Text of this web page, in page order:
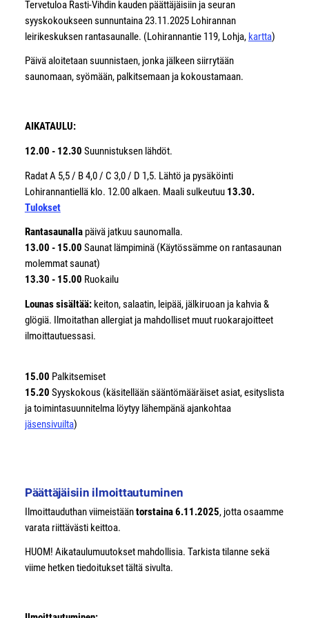
Tervetuloa Rasti-Vihdin kauden päättäjäisiin ja seuran
syyskokoukseen sunnuntaina 23.11.2025 Lohirannan
leirikeskuksen rantasaunalle. (Lohirannantie 119, Lohja, kartta)
Päivä aloitetaan suunnistaen, jonka jälkeen siirrytään
saunomaan, syömään, palkitsemaan ja kokoustamaan.
AIKATAULU:
12.00 - 12.30 Suunnistuksen lähdöt.
Radat A 5,5 / B 4,0 / C 3,0 / D 1,5. Lähtö ja pysäköinti
Lohirannantiellä klo. 12.00 alkaen. Maali sulkeutuu 13.30.
Tulokset
Rantasaunalla päivä jatkuu saunomalla.
13.00 - 15.00 Saunat lämpiminä (Käytössämme on rantasaunan
molemmat saunat)
13.30 - 15.00 Ruokailu
Lounas sisältää: keiton, salaatin, leipää, jälkiruoan ja kahvia &
glögiä. Ilmoitathan allergiat ja mahdolliset muut ruokarajoitteet
ilmoittautuessasi.
15.00 Palkitsemiset
15.20 Syyskokous (käsitellään sääntömääräiset asiat, esityslista
ja toimintasuunnitelma löytyy lähempänä ajankohtaa
jäsensivuilta)
Päättäjäisiin ilmoittautuminen
Ilmoittauduthan viimeistääntorstaina 6.11.2025, jotta osaamme
varata riittävästi keittoa.
HUOM! Aikataulumuutokset mahdollisia. Tarkista tilanne sekä
viime hetken tiedoitukset tältä sivulta.